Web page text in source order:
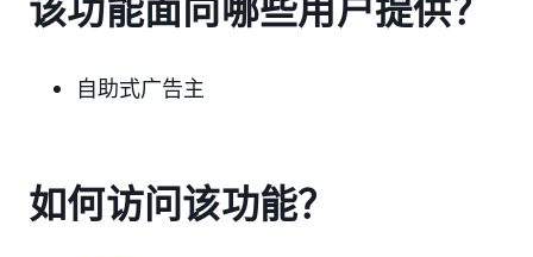
该功能面向哪些用户提供？
自助式广告主
如何访问该功能？